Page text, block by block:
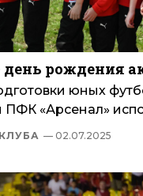
день рождения
юных
«Арсенал»
— 02.07.2025